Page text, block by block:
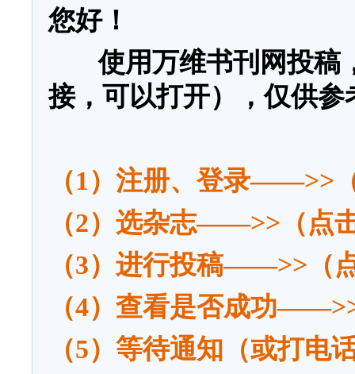
您好！
使用万维书刊网投稿
接，可以打开），仅供参
（1） 注册、登录——>>
（2） 选杂志——>>（点
（3） 进行投稿——>>（
（4） 查看是否成功——
（5） 等待通知（或打电